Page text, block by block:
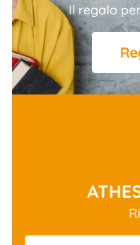
Il regalo